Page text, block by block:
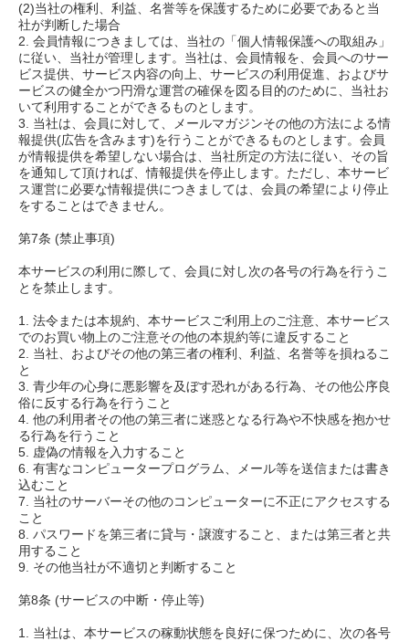
(2)当社の権利、利益、名誉等を保護するために必要であると当
社が判断した場合
2. 会員情報につきましては、当社の「個人情報保護への取組み」
に従い、当社が管理します。当社は、会員情報を、会員へのサー
ビス提供、サービス内容の向上、サービスの利用促進、およびサ
ービスの健全かつ円滑な運営の確保を図る目的のために、当社お
いて利用することができるものとします。
3. 当社は、会員に対して、メールマガジンその他の方法による情
報提供(広告を含みます)を行うことができるものとします。会員
が情報提供を希望しない場合は、当社所定の方法に従い、その旨
を通知して頂ければ、情報提供を停止します。ただし、本サービ
ス運営に必要な情報提供につきましては、会員の希望により停止
をすることはできません。
第7条 (禁止事項)
本サービスの利用に際して、会員に対し次の各号の行為を行うこ
とを禁止します。
1. 法令または本規約、本サービスご利用上のご注意、本サービス
でのお買い物上のご注意その他の本規約等に違反すること
2. 当社、およびその他の第三者の権利、利益、名誉等を損ねるこ
と
3. 青少年の心身に悪影響を及ぼす恐れがある行為、その他公序良
俗に反する行為を行うこと
4. 他の利用者その他の第三者に迷惑となる行為や不快感を抱かせ
る行為を行うこと
5. 虚偽の情報を入力すること
6. 有害なコンピュータープログラム、メール等を送信または書き
込むこと
7. 当社のサーバーその他のコンピューターに不正にアクセスする
こと
8. パスワードを第三者に貸与・譲渡すること、または第三者と共
用すること
9. その他当社が不適切と判断すること
第8条 (サービスの中断・停止等)
1. 当社は、本サービスの稼動状態を良好に保つために、次の各号